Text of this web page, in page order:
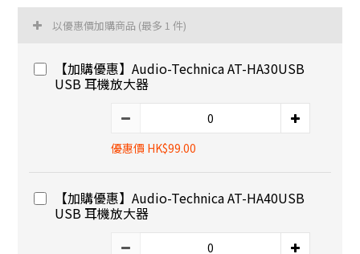
以優惠價加購商品 (最多 1 件)
【加購優惠】Audio-Technica AT-HA30USB
USB 耳機放大器
優惠價 HK$99.00
【加購優惠】Audio-Technica AT-HA40USB
USB 耳機放大器